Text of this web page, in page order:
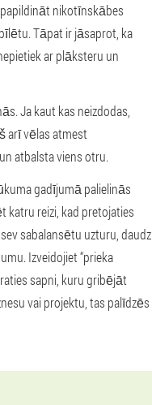
nikotīnskābes
Tāpat ir jāsaprot, ka
ar plāksteru un
Ja kaut kas neizdodas,
arī vēlas atmest
atbalsta viens otru.
gadījumā palielinās
katru reizi, kad pretojaties
sabalansētu uzturu, daudz
Izveidojiet “prieka
sapni, kuru gribējāt
vai projektu, tas palīdzēs